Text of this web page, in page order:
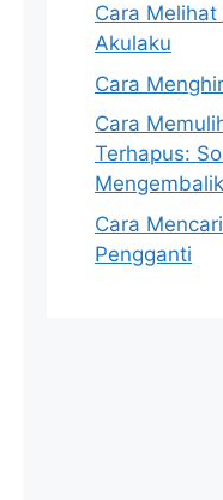
Cara Melihat
Akulaku
Cara
Cara
Terhapus:
Cara
Pengganti